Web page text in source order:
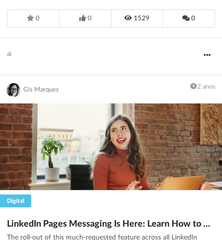
0 0 1529 0
ai
Gis Marques 2 anos
Digital
LinkedIn Pages Messaging Is Here: Learn How to Use It
The roll-out of this much-requested feature across all LinkedIn